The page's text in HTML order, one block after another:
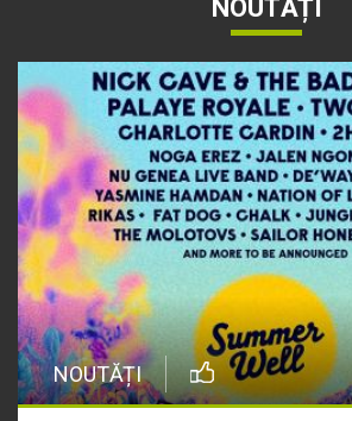
NOUTĂȚI
NOUTĂȚI